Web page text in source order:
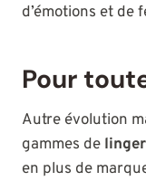
d’émotions et de
Pour
Autre évolution
gammes de
en plus de